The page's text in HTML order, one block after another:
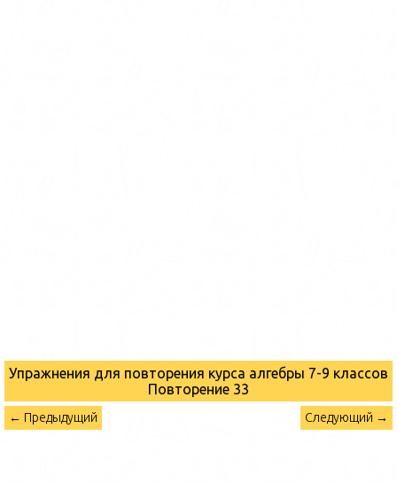
Упражнения для повторения курса алгебры 7-9 классов
Повторение 33
← Предыдущий Следующий →